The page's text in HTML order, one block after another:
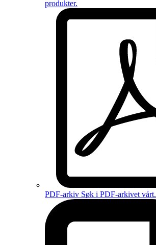
produkter.
PDF-arkiv Søk i PDF-arkivet vårt.